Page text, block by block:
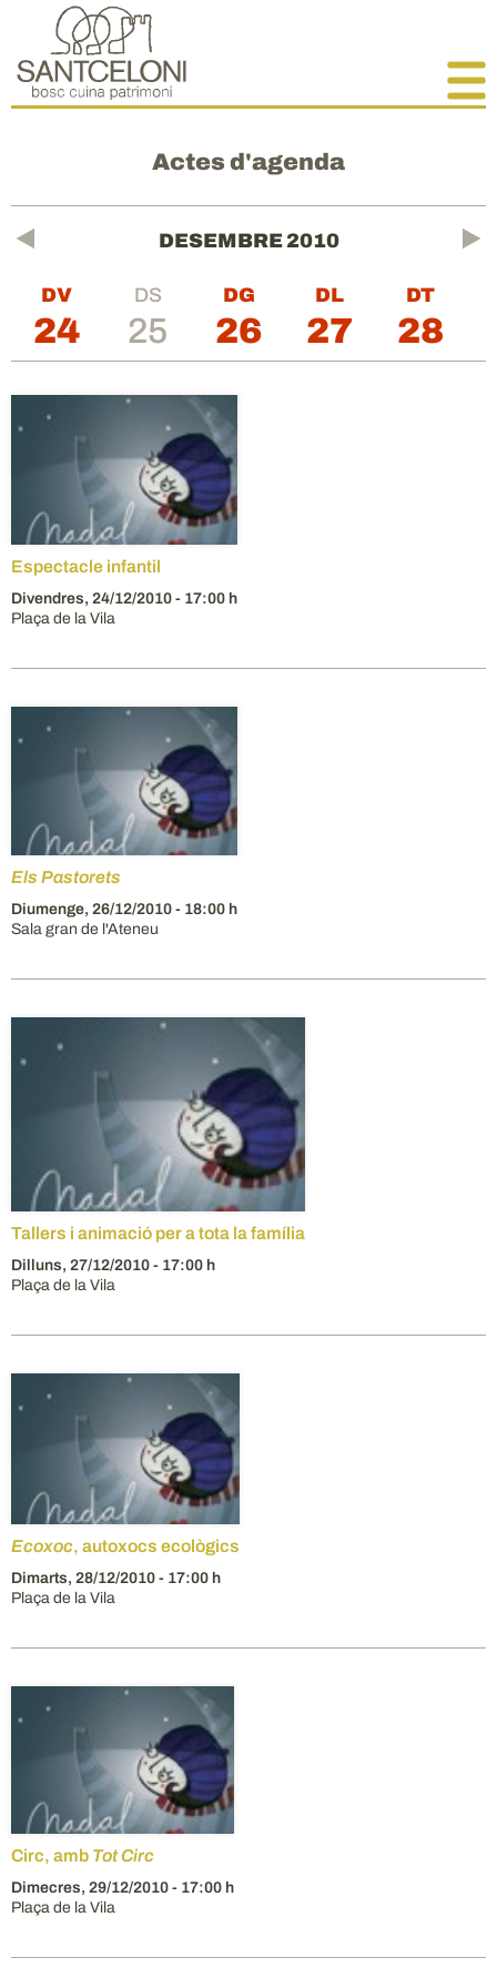
Actes d'agenda
DESEMBRE2010
DV
24
DS
25
DG
26
DL
27
DT
28
Espectacle infantil
Divendres, 24/12/2010 - 17:00 h
Plaça de la Vila
Els Pastorets
Diumenge, 26/12/2010 - 18:00 h
Sala gran de l'Ateneu
Tallers i animació per a tota la família
Dilluns, 27/12/2010 - 17:00 h
Plaça de la Vila
Ecoxoc, autoxocs ecològics
Dimarts, 28/12/2010 - 17:00 h
Plaça de la Vila
Circ, amb Tot Circ
Dimecres, 29/12/2010 - 17:00 h
Plaça de la Vila